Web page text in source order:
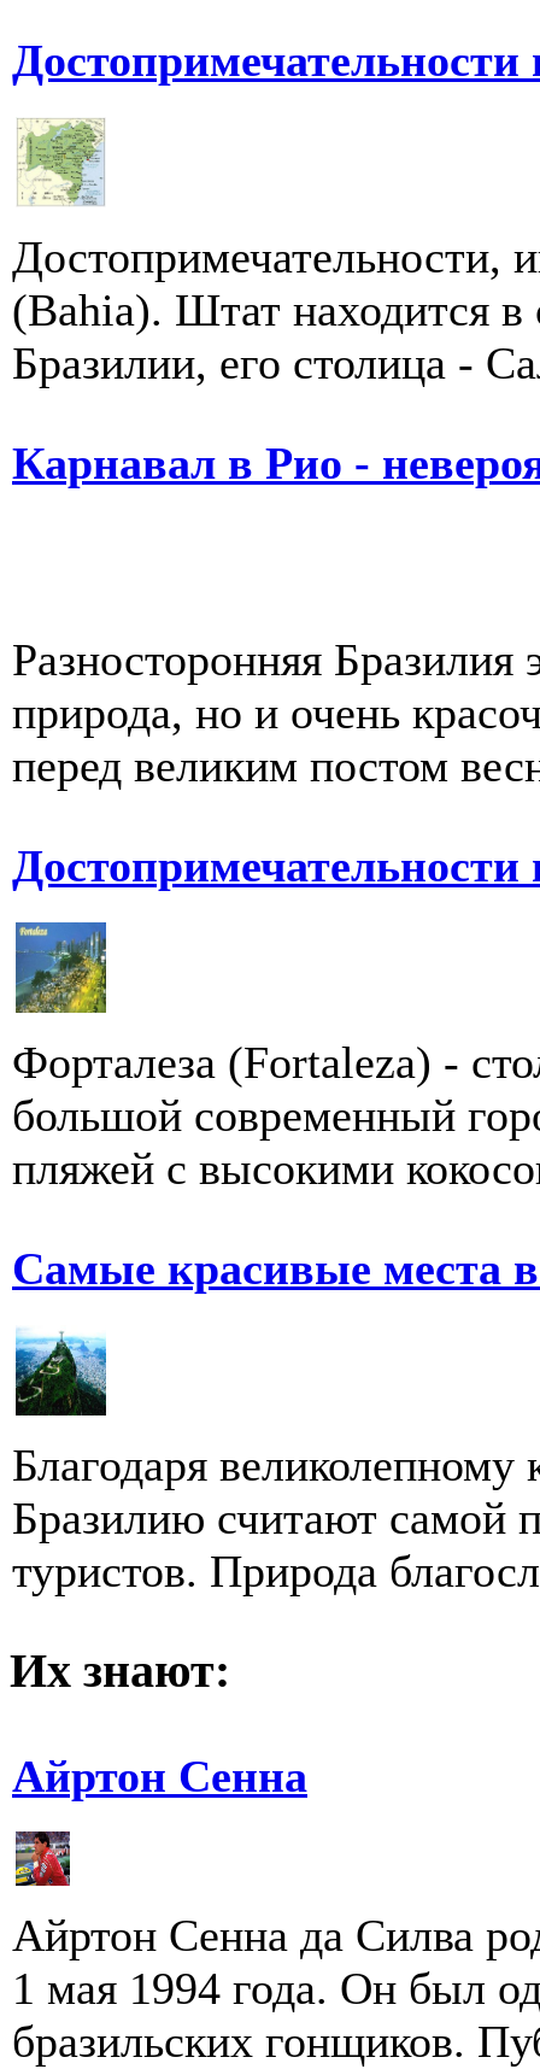
Достопримечательности,
(Bahia). Штат находится в
Бразилии, его столица -
Карнавал в Рио -
Разносторонняя Бразилия
природа, но и очень
перед великим постом
Форталеза (Fortaleza) -
большой современный
пляжей с высокими
Самые красивые места
Благодаря
Бразилию считают самой
туристов. Природа
Их знают:
Айртон Сенна
Айртон Сенна да Силва
1 мая 1994 года. Он был
бразильских гонщиков.